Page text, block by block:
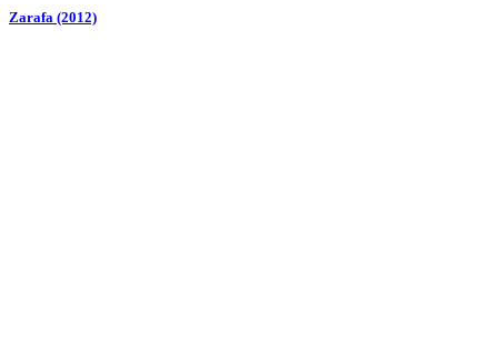
Zarafa (2012)